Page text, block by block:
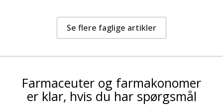
Se flere faglige artikler
Farmaceuter og farmakonomer
er klar, hvis du har spørgsmål